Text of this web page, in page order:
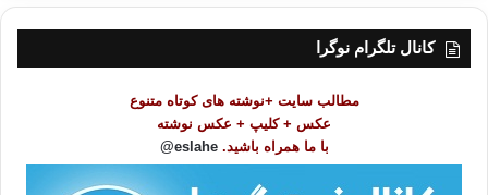
کانال تلگرام نوگرا
مطالب سایت +نوشته های کوتاه متنوع
عکس + کلیپ + عکس نوشته
با ما همراه باشید. eslahe@